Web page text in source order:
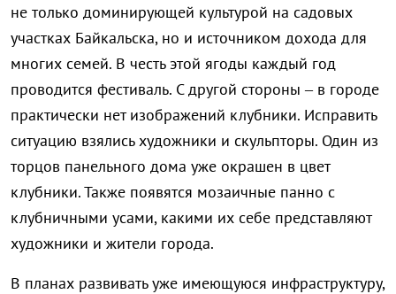
не только доминирующей культурой на садовых
участках Байкальска, но и источником дохода для
многих семей. В честь этой ягоды каждый год
проводится фестиваль. С другой стороны – в городе
практически нет изображений клубники. Исправить
ситуацию взялись художники и скульпторы. Один из
торцов панельного дома уже окрашен в цвет
клубники. Также появятся мозаичные панно с
клубничными усами, какими их себе представляют
художники и жители города.
В планах развивать уже имеющуюся инфраструктуру,